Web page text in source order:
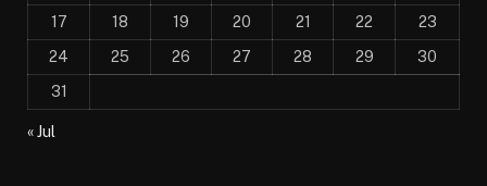
17
18 19 20 21 22
23
24
25 26 27 28 29
30
31
« Jul